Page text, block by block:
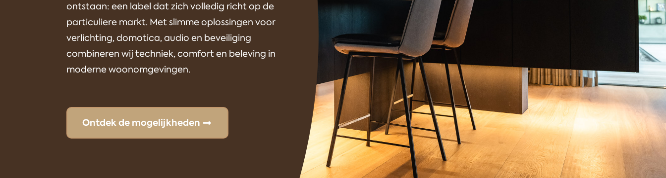
ontstaan: een label dat zich volledig richt op de
particuliere markt. Met slimme oplossingen voor
verlichting, domotica, audio en beveiliging
combineren wij techniek, comfort en beleving in
moderne woonomgevingen.
Ontdek de mogelijkheden